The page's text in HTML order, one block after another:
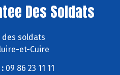
Des Soldats
soldats
et-Cuire
09 86 23 11 11